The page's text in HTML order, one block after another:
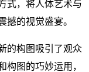
式，将人体艺术与
撼的视觉盛宴。
的构图吸引了观众
构图的巧妙运用，